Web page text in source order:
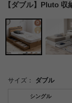
【ダブル】Pluto 収
サイズ： ダブル
シングル